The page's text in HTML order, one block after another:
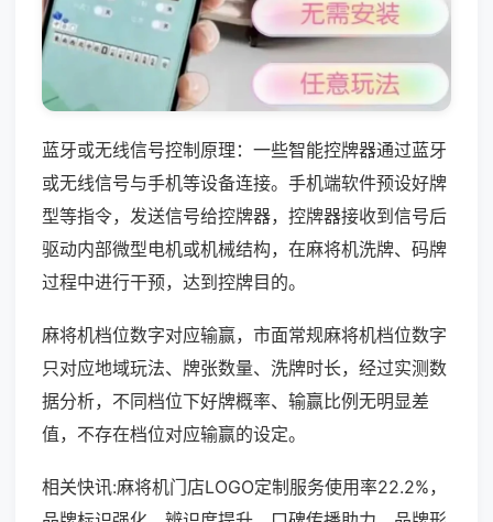
蓝牙或无线信号控制原理：一些智能控牌器通过蓝牙
或无线信号与手机等设备连接。手机端软件预设好牌
型等指令，发送信号给控牌器，控牌器接收到信号后
驱动内部微型电机或机械结构，在麻将机洗牌、码牌
过程中进行干预，达到控牌目的。
麻将机档位数字对应输赢，市面常规麻将机档位数字
只对应地域玩法、牌张数量、洗牌时长，经过实测数
据分析，不同档位下好牌概率、输赢比例无明显差
值，不存在档位对应输赢的设定。
相关快讯:麻将机门店LOGO定制服务使用率22.2%，